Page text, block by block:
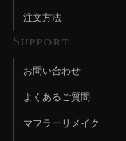
注文方法
Support
お問い合わせ
よくあるご質問
マフラーリメイク